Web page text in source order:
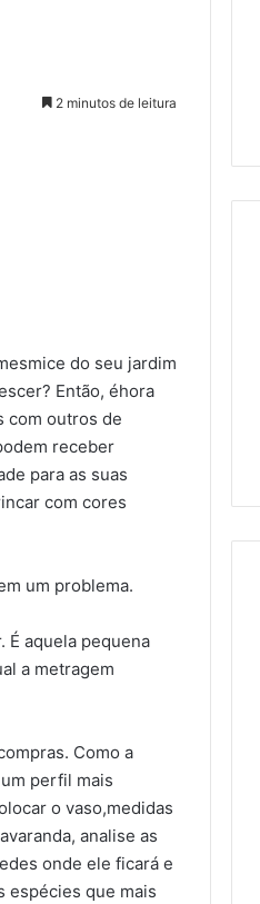
2 minutos de leitura
do seu jardim
Então, éhora
com outros de
receber
para as suas
com cores
um problema.
É aquela pequena
a metragem
Como a
perfil mais
o vaso,medidas
analise as
onde ele ficará e
espécies que mais